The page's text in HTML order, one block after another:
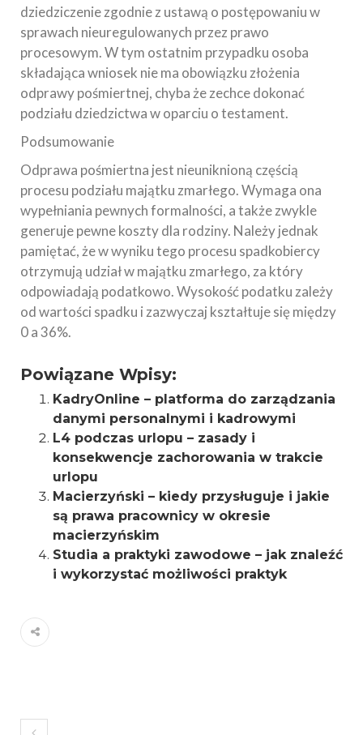
dziedziczenie zgodnie z ustawą o postępowaniu w
sprawach nieuregulowanych przez prawo
procesowym. W tym ostatnim przypadku osoba
składająca wniosek nie ma obowiązku złożenia
odprawy pośmiertnej, chyba że zechce dokonać
podziału dziedzictwa w oparciu o testament.
Podsumowanie
Odprawa pośmiertna jest nieuniknioną częścią
procesu podziału majątku zmarłego. Wymaga ona
wypełniania pewnych formalności, a także zwykle
generuje pewne koszty dla rodziny. Należy jednak
pamiętać, że w wyniku tego procesu spadkobiercy
otrzymują udział w majątku zmarłego, za który
odpowiadają podatkowo. Wysokość podatku zależy
od wartości spadku i zazwyczaj kształtuje się między
0 a 36%.
Powiązane Wpisy:
KadryOnline – platforma do zarządzania
danymi personalnymi i kadrowymi
L4 podczas urlopu – zasady i
konsekwencje zachorowania w trakcie
urlopu
Macierzyński – kiedy przysługuje i jakie
są prawa pracownicy w okresie
macierzyńskim
Studia a praktyki zawodowe – jak znaleźć
i wykorzystać możliwości praktyk